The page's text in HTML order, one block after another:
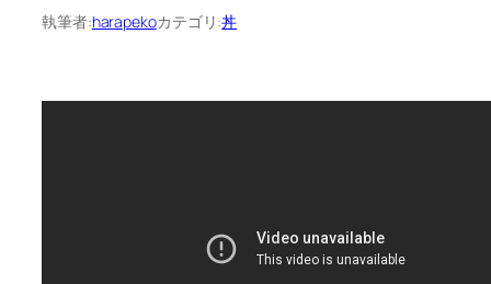
執筆者:harapekoカテゴリ:丼